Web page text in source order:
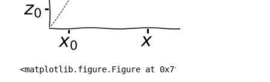
<matplotlib.figure.Figure at 0x7f827dd36518>